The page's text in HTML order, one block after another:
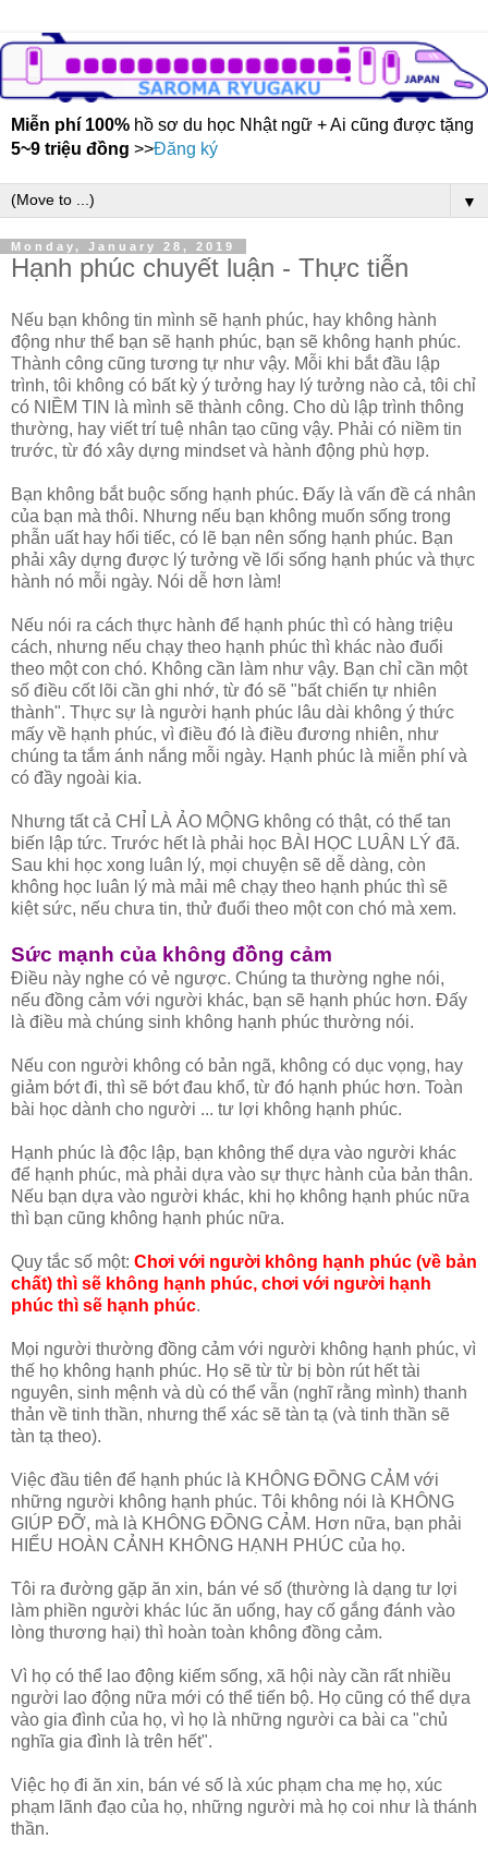
Miễn phí 100% hồ sơ du học Nhật ngữ + Ai cũng được tặng
5~9 triệu đồng >>Đăng ký
▼
Monday, January 28, 2019
Hạnh phúc chuyết luận - Thực tiễn
Nếu bạn không tin mình sẽ hạnh phúc, hay không hành
động như thể bạn sẽ hạnh phúc, bạn sẽ không hạnh phúc.
Thành công cũng tương tự như vậy. Mỗi khi bắt đầu lập
trình, tôi không có bất kỳ ý tưởng hay lý tưởng nào cả, tôi chỉ
có NIỀM TIN là mình sẽ thành công. Cho dù lập trình thông
thường, hay viết trí tuệ nhân tạo cũng vậy. Phải có niềm tin
trước, từ đó xây dựng mindset và hành động phù hợp.
Bạn không bắt buộc sống hạnh phúc. Đấy là vấn đề cá nhân
của bạn mà thôi. Nhưng nếu bạn không muốn sống trong
phẫn uất hay hối tiếc, có lẽ bạn nên sống hạnh phúc. Bạn
phải xây dựng được lý tưởng về lối sống hạnh phúc và thực
hành nó mỗi ngày. Nói dễ hơn làm!
Nếu nói ra cách thực hành để hạnh phúc thì có hàng triệu
cách, nhưng nếu chạy theo hạnh phúc thì khác nào đuổi
theo một con chó. Không cần làm như vậy. Bạn chỉ cần một
số điều cốt lõi cần ghi nhớ, từ đó sẽ "bất chiến tự nhiên
thành". Thực sự là người hạnh phúc lâu dài không ý thức
mấy về hạnh phúc, vì điều đó là điều đương nhiên, như
chúng ta tắm ánh nắng mỗi ngày. Hạnh phúc là miễn phí và
có đầy ngoài kia.
Nhưng tất cả CHỈ LÀ ẢO MỘNG không có thật, có thể tan
biến lập tức. Trước hết là phải học BÀI HỌC LUÂN LÝ đã.
Sau khi học xong luân lý, mọi chuyện sẽ dễ dàng, còn
không học luân lý mà mải mê chạy theo hạnh phúc thì sẽ
kiệt sức, nếu chưa tin, thử đuổi theo một con chó mà xem.
Sức mạnh của không đồng cảm
Điều này nghe có vẻ ngược. Chúng ta thường nghe nói,
nếu đồng cảm với người khác, bạn sẽ hạnh phúc hơn. Đấy
là điều mà chúng sinh không hạnh phúc thường nói.
Nếu con người không có bản ngã, không có dục vọng, hay
giảm bớt đi, thì sẽ bớt đau khổ, từ đó hạnh phúc hơn. Toàn
bài học dành cho người ... tư lợi không hạnh phúc.
Hạnh phúc là độc lập, bạn không thể dựa vào người khác
để hạnh phúc, mà phải dựa vào sự thực hành của bản thân.
Nếu bạn dựa vào người khác, khi họ không hạnh phúc nữa
thì bạn cũng không hạnh phúc nữa.
Quy tắc số một: Chơi với người không hạnh phúc (về bản
chất) thì sẽ không hạnh phúc, chơi với người hạnh
phúc thì sẽ hạnh phúc.
Mọi người thường đồng cảm với người không hạnh phúc, vì
thế họ không hạnh phúc. Họ sẽ từ từ bị bòn rút hết tài
nguyên, sinh mệnh và dù có thể vẫn (nghĩ rằng mình) thanh
thản về tinh thần, nhưng thể xác sẽ tàn tạ (và tinh thần sẽ
tàn tạ theo).
Việc đầu tiên để hạnh phúc là KHÔNG ĐỒNG CẢM với
những người không hạnh phúc. Tôi không nói là KHÔNG
GIÚP ĐỠ, mà là KHÔNG ĐỒNG CẢM. Hơn nữa, bạn phải
HIỂU HOÀN CẢNH KHÔNG HẠNH PHÚC của họ.
Tôi ra đường gặp ăn xin, bán vé số (thường là dạng tư lợi
làm phiền người khác lúc ăn uống, hay cố gắng đánh vào
lòng thương hại) thì hoàn toàn không đồng cảm.
Vì họ có thể lao động kiếm sống, xã hội này cần rất nhiều
người lao động nữa mới có thể tiến bộ. Họ cũng có thể dựa
vào gia đình của họ, vì họ là những người ca bài ca "chủ
nghĩa gia đình là trên hết".
Việc họ đi ăn xin, bán vé số là xúc phạm cha mẹ họ, xúc
phạm lãnh đạo của họ, những người mà họ coi như là thánh
thần.